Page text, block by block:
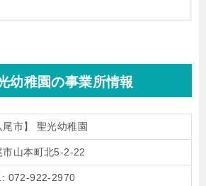
幼稚園の事業所情報
尾市】 聖光幼稚園
市山本町北5-2-22
072-922-2970